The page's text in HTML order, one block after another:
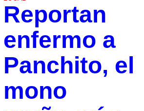
Reportan
enfermo a
Panchito, el
mono